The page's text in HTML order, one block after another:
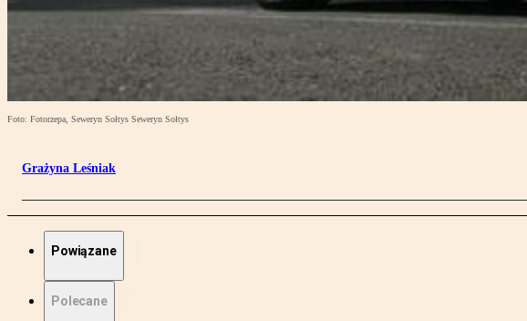
Foto: Fotorzepa, Seweryn Sołtys Seweryn Sołtys
Grażyna Leśniak
Powiązane
Polecane